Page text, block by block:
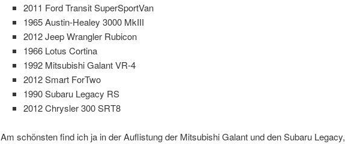
2011 Ford Transit SuperSportVan
1965 Austin-Healey 3000 MkIII
2012 Jeep Wrangler Rubicon
1966 Lotus Cortina
1992 Mitsubishi Galant VR-4
2012 Smart ForTwo
1990 Subaru Legacy RS
2012 Chrysler 300 SRT8
Am schönsten find ich ja in der Auflistung der Mitsubishi Galant und den Subaru Legacy,